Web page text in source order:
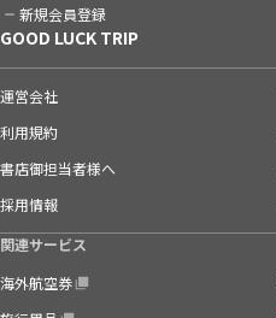
新規会員登録
GOOD LUCK TRIP
運営会社
利用規約
書店御担当者様へ
採用情報
関連サービス
海外航空券